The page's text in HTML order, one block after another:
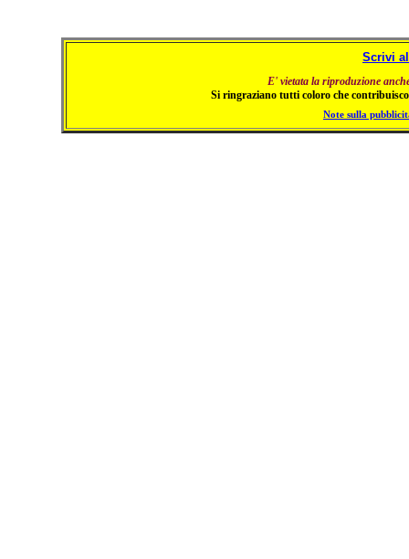
Scrivi
E' vietata la riproduzione
Si ringraziano tutti coloro che
Note sulla